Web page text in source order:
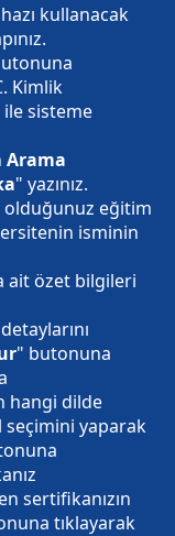
kullanacak
Kimlik
ile sisteme
Arama
" yazınız.
olduğunuz eğitim
isminin
ait özet bilgileri
" butonuna
hangi dilde
seçimini yaparak
sertifikanızın
tıklayarak